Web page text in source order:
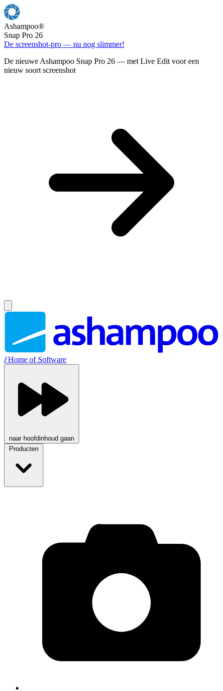
Ashampoo®
Snap Pro 26
De screenshot-pro — nu nog slimmer!
De nieuwe Ashampoo Snap Pro 26 — met Live Edit voor een
nieuw soort screenshot
//Home of Software
naar hoofdinhoud gaan
Producten